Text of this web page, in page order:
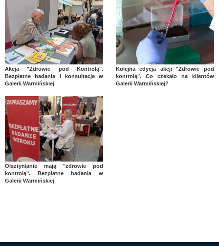
Akcja "Zdrowie pod Kontrolą".
Bezpłatne badania i konsultacje w
Galerii Warmińskiej
Kolejna edycja akcji "Zdrowie pod
kontrolą". Co czekało na klientów
Galerii Warmińskiej?
Olsztynianie mają "zdrowie pod
kontrolą". Bezpłatne badania w
Galerii Warmińskiej